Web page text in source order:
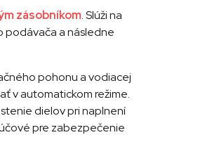
zásobníkom. Slúži na
podávača a následne
pohonu a vodiacej
v automatickom režime.
dielov pri naplnení
pre zabezpečenie